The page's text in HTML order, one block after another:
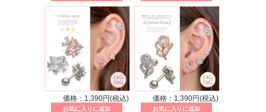
価格：1,390円(税込) 価格：1,390円(税込)